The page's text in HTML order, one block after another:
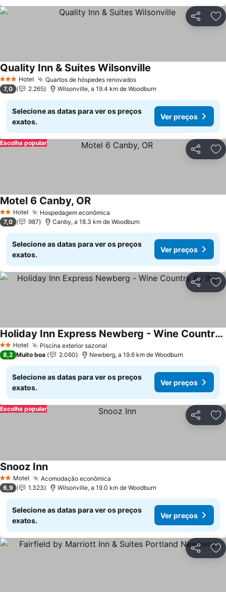
Partilhar
3 EstrelasHotel Quartos de hóspedes renovadosVer preços
Quality Inn & Suites Wilsonville
7,0 2.265 Wilsonville, a 19.4 km de Woodburn
Selecione as datas para ver os preços
exatos.
Ver preços
Partilhar
Escolha popular
2 Estrelas
Hotel Hospedagem econômica
Motel 6 Canby, ORVer preços
7,0 987 Canby, a 18.3 km de Woodburn
Selecione as datas para ver os preços
exatos.
Ver preços
Partilhar
2 Estrelas
Hotel Piscina exterior sazonal
Holiday Inn Express Newberg - Wine Country By Ihg
Ver preços
8,2 Muito boa 2.060 Newberg, a 19.6 km de Woodburn
Selecione as datas para ver os preços
exatos.
Ver preços
Partilhar
Escolha popular
2 Estrelas
Motel Acomodação econômica
Snooz InnVer preços
6,9 1.323 Wilsonville, a 19.0 km de Woodburn
Selecione as datas para ver os preços
exatos.
Ver preços
Partilhar